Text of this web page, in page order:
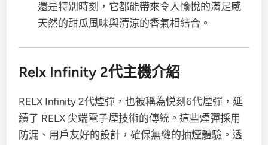
還是特別時刻，它都能帶來令人愉悅的滿足感
天然的甜瓜風味與清涼的香氣相結合。
Relx Infinity 2代主機介紹
RELX Infinity 2代煙彈，也被稱為悦刻6代煙彈，延
續了 RELX 尖端電子煙技術的傳統。這些煙彈採用
防漏、用戶友好的設計，確保無縫的抽煙體驗。透